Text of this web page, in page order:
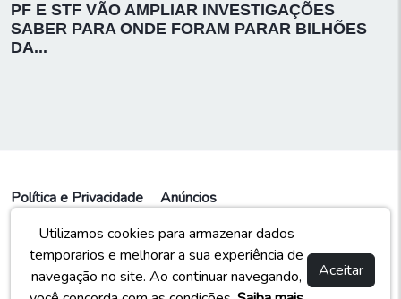
PF E STF VÃO AMPLIAR INVESTIGAÇÕES
SABER PARA ONDE FORAM PARAR BILHÕES
DA...
Política e Privacidade Anúncios
© Copyright © 2023
Utilizamos cookies para armazenar dados
temporarios e melhorar a sua experiência de
navegação no site. Ao continuar navegando,
Aceitar